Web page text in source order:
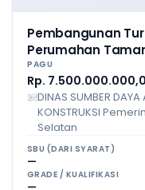
Pembangunan
Perumahan
PAGU
Rp.
DINAS SUMBER
KONSTRUKSI
Selatan
SBU (DARI SYARAT)
—
GRADE / KUALIFIKASI